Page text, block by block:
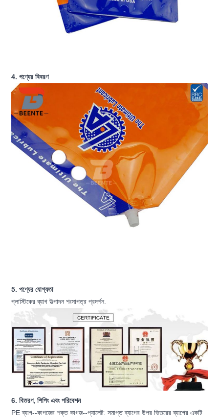
4. পণ্যের বিবরণ
5. পণ্যের যোগ্যতা
প্লাস্টিকের ব্যাগ উত্পাদন শংসাপত্র প্রদর্শন.
6. বিতরণ, শিপিং এবং পরিবেশন
PE ব্যাগ--কাগজের শক্ত কাগজ--প্যালেট: সমাপ্ত ব্যাগের উপর ভিতরের ব্যাগের একটি